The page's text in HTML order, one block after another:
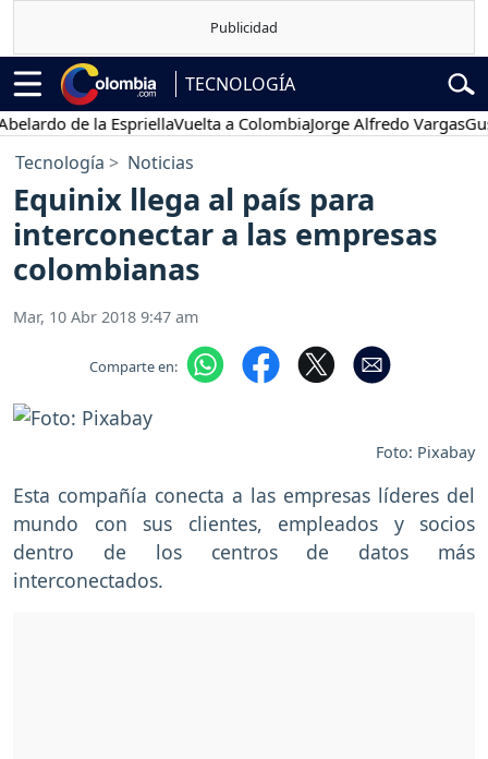
TECNOLOGÍA
de la EspriellaVuelta a ColombiaJorge Alfredo Vargas
Tecnología Noticias
Equinix llega al país para
interconectar a las empresas
colombianas
Mar, 10 Abr 2018 9:47 am
Comparte en:
Foto: Pixabay
Esta compañía conecta a las empresas líderes del
mundo con sus clientes, empleados y socios
dentro de los centros de datos más
interconectados.